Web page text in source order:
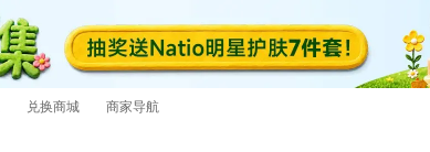
兑换商城 商家导航